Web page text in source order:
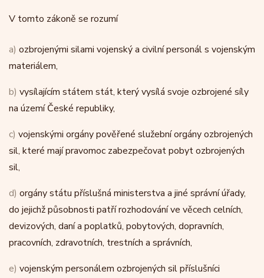
V tomto zákoně se rozumí
a) ozbrojenými silami vojenský a civilní personál s vojenským
materiálem,
b) vysílajícím státem stát, který vysílá svoje ozbrojené síly
na území České republiky,
c) vojenskými orgány pověřené služební orgány ozbrojených
sil, které mají pravomoc zabezpečovat pobyt ozbrojených
sil,
d) orgány státu příslušná ministerstva a jiné správní úřady,
do jejichž působnosti patří rozhodování ve věcech celních,
devizových, daní a poplatků, pobytových, dopravních,
pracovních, zdravotních, trestních a správních,
e) vojenským personálem ozbrojených sil příslušníci